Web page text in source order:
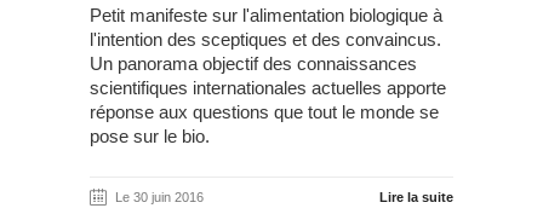
Petit manifeste sur l'alimentation biologique à
l'intention des sceptiques et des convaincus.
Un panorama objectif des connaissances
scientifiques internationales actuelles apporte
réponse aux questions que tout le monde se
pose sur le bio.
Le 30 juin 2016 Lire la suite